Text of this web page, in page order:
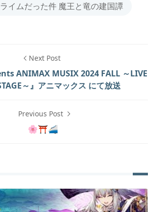
イムだった件 魔王と竜の建国譚
Next Post
ANIMAX MUSIX 2024 FALL ～LIVE
～』アニマックス にて放送
Previous Post
🌸⛩️🚄